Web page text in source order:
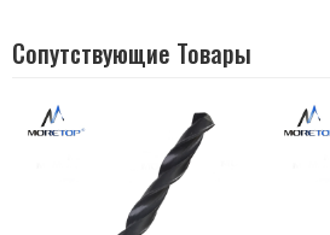
Сопутствующие Товары